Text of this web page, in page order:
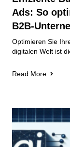
Ads: So
B2B-
Optimieren Sie
digitalen Welt ist
Read More